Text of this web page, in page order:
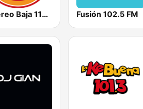
Estéreo Baja 1190 AM Mexicali Fusión 102.5 FM